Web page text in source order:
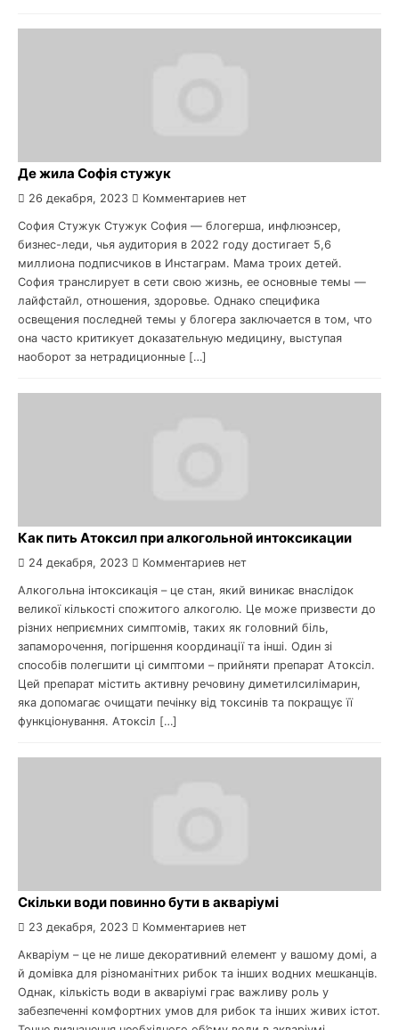
Де жила Софія стужук
26 декабря, 2023 Комментариев нет
София Стужук Стужук София — блогерша, инфлюэнсер,
бизнес-леди, чья аудитория в 2022 году достигает 5,6
миллиона подписчиков в Инстаграм. Мама троих детей.
София транслирует в сети свою жизнь, ее основные темы —
лайфстайл, отношения, здоровье. Однако специфика
освещения последней темы у блогера заключается в том, что
она часто критикует доказательную медицину, выступая
наоборот за нетрадиционные […]
Как пить Атоксил при алкогольной интоксикации
24 декабря, 2023 Комментариев нет
Алкогольна інтоксикація – це стан, який виникає внаслідок
великої кількості спожитого алкоголю. Це може призвести до
різних неприємних симптомів, таких як головний біль,
запаморочення, погіршення координації та інші. Один зі
способів полегшити ці симптоми – прийняти препарат Атоксіл.
Цей препарат містить активну речовину диметилсилімарин,
яка допомагає очищати печінку від токсинів та покращує її
функціонування. Атоксіл […]
Скільки води повинно бути в акваріумі
23 декабря, 2023 Комментариев нет
Акваріум – це не лише декоративний елемент у вашому домі, а
й домівка для різноманітних рибок та інших водних мешканців.
Однак, кількість води в акваріумі грає важливу роль у
забезпеченні комфортних умов для рибок та інших живих істот.